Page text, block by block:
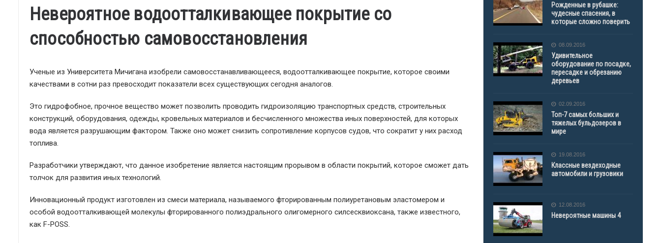
Невероятное водоотталкивающее покрытие со
способностью самовосстановления
Ученые из Университета Мичигана изобрели самовосстанавливающееся, водоотталкивающее покрытие, которое своими
качествами в сотни раз превосходит показатели всех существующих сегодня аналогов.
Это гидрофобное, прочное вещество может позволить проводить гидроизоляцию транспортных средств, строительных
конструкций, оборудования, одежды, кровельных материалов и бесчисленного множества иных поверхностей, для которых
вода является разрушающим фактором. Также оно может снизить сопротивление корпусов судов, что сократит у них расход
топлива.
Разработчики утверждают, что данное изобретение является настоящим прорывом в области покрытий, которое сможет дать
толчок для развития иных технологий.
Инновационный продукт изготовлен из смеси материала, называемого фторированным полиуретановым эластомером и
особой водоотталкивающей молекулы фторированного полиэдрального олигомерного силсесквиоксана, также известного,
как F-POSS.
Рожденные в рубашке:
чудесные спасения, в
которые сложно поверить
08.09.2016
Удивительное
оборудование по посадке,
пересадке и обрезанию
деревьев
02.09.2016
Топ-7 самых больших и
тяжелых бульдозеров в
мире
19.08.2016
Классные вездеходные
автомобили и грузовики
12.08.2016
Невероятные машины 4